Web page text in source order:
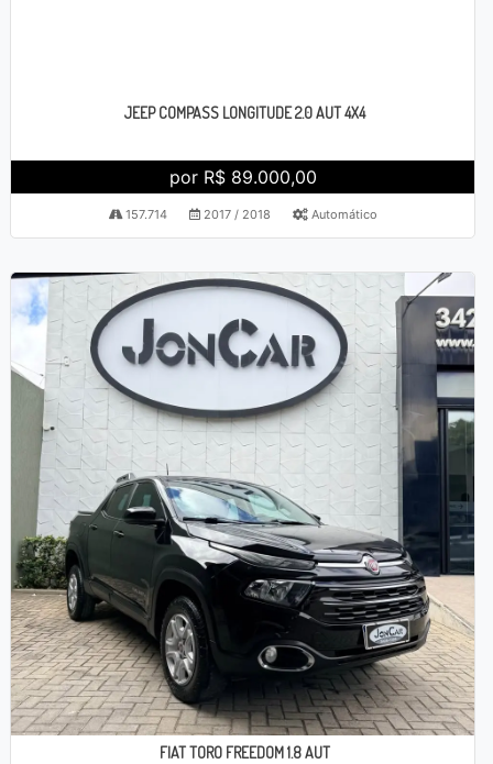
JEEP COMPASS LONGITUDE 2.0 AUT 4X4
por R$ 89.000,00
157.714 2017 / 2018 Automático
FIAT TORO FREEDOM 1.8 AUT